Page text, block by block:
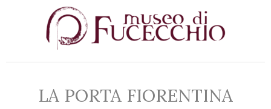
LA PORTA FIORENTINA